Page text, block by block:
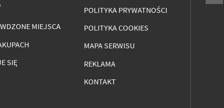
MIEJSCA
SIĘ
POLITYKA PRYWATNOŚCI
POLITYKA COOKIES
MAPA SERWISU
REKLAMA
KONTAKT